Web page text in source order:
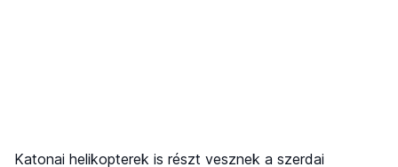
Katonai helikopterek is részt vesznek a szerdai